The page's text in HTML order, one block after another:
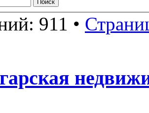
911 •